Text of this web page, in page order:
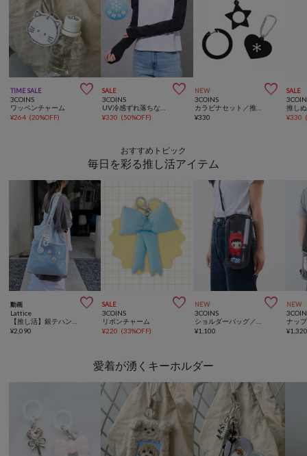
TIME SALE 
3COINS
ワッペンチャーム
¥264 (20%OFF)
SALE 
3COINS
¥330 (50%OFF)
NEW 
3COINS
¥330
SALE
¥330
おすすめトピック
毎日を彩る推し活アイテム
動画 
Lattice
¥2,090
SALE 
3COINS
リボンチャーム
¥220 (33%OFF)
NEW 
3COINS
¥1,100
NEW
¥
愛着が湧くキーホルダー